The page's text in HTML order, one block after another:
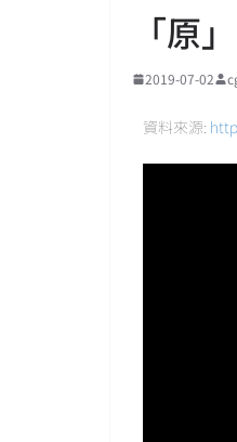
「原
2019-07-02
資料來源: